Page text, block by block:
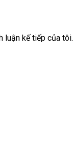
luận kế tiếp của tôi.